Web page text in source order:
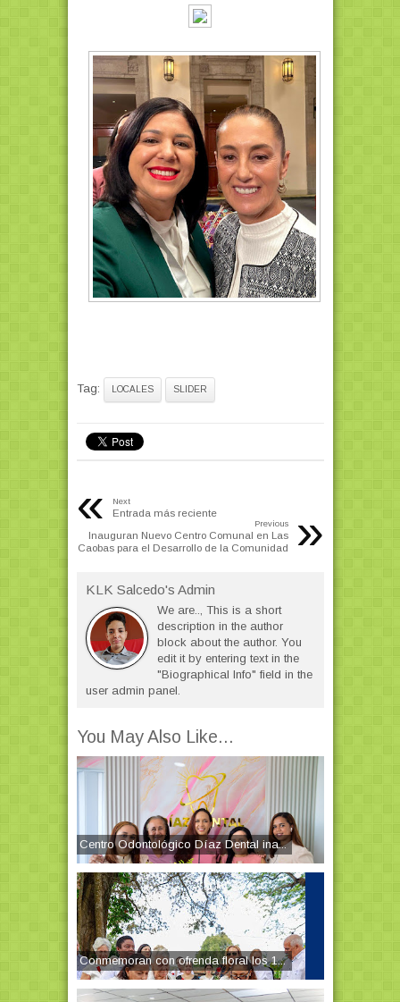
Tag: LOCALES SLIDER
« Next
Entrada más reciente »
Previous
Inauguran Nuevo Centro Comunal en Las
Caobas para el Desarrollo de la Comunidad
KLK Salcedo's Admin
We are.., This is a short
description in the author
block about the author. You
edit it by entering text in the
"Biographical Info" field in the
user admin panel.
You May Also Like...
Centro Odontológico Díaz Dental ina...
Conmemoran con ofrenda floral los 1...